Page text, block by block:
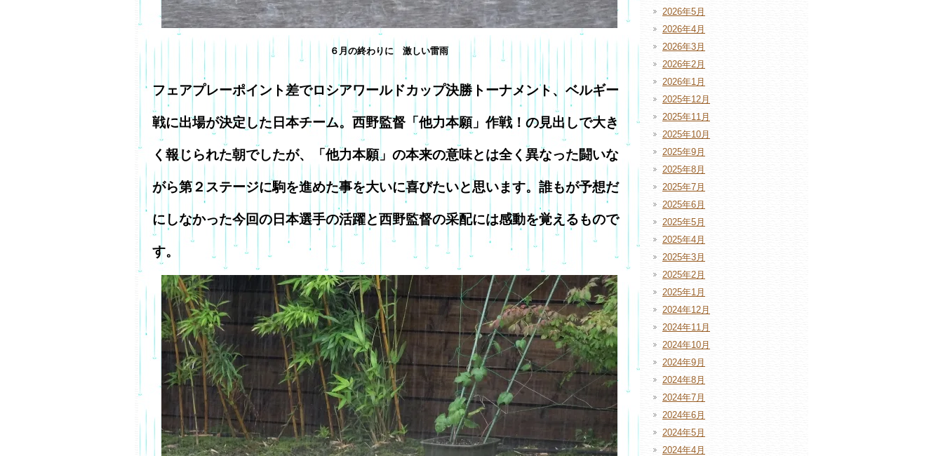
６月の終わりに 激しい雷雨
フェアプレーポイント差でロシアワールドカップ決勝トーナメント、ベルギー
戦に出場が決定した日本チーム。西野監督「他力本願」作戦！の見出しで大き
く報じられた朝でしたが、「他力本願」の本来の意味とは全く異なった闘いな
がら第２ステージに駒を進めた事を大いに喜びたいと思います。誰もが予想だ
にしなかった今回の日本選手の活躍と西野監督の采配には感動を覚えるもので
す。
2026年5月
2026年4月
2026年3月
2026年2月
2026年1月
2025年12月
2025年11月
2025年10月
2025年9月
2025年8月
2025年7月
2025年6月
2025年5月
2025年4月
2025年3月
2025年2月
2025年1月
2024年12月
2024年11月
2024年10月
2024年9月
2024年8月
2024年7月
2024年6月
2024年5月
2024年4月